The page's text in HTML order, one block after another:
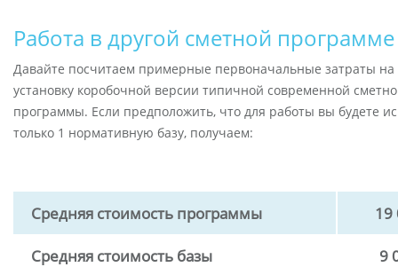
Работа в другой сметной программе
Давайте посчитаем примерные первоначальные затраты на
установку коробочной версии типичной современной
программы. Если предположить, что для работы вы будете
только 1 нормативную базу, получаем:
Средняя стоимость программы
Средняя стоимость базы
9